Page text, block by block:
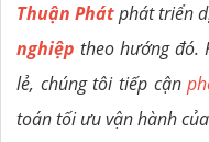
Thuận Phátphát triển
nghiệp theo hướng đó.
lẻ, chúng tôi tiếp cận
toán tối ưu vận hành